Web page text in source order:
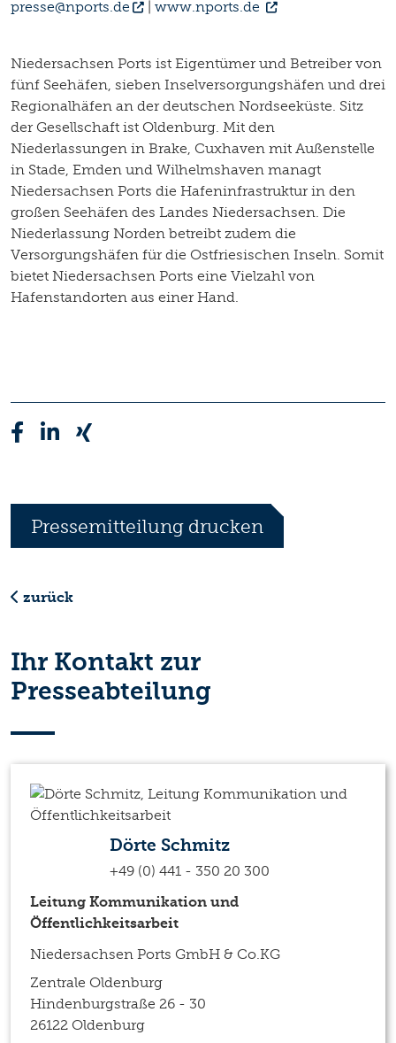
presse@nports.de | www.nports.de
Niedersachsen Ports ist Eigentümer und Betreiber von
fünf Seehäfen, sieben Inselversorgungshäfen und drei
Regionalhäfen an der deutschen Nordseeküste. Sitz
der Gesellschaft ist Oldenburg. Mit den
Niederlassungen in Brake, Cuxhaven mit Außenstelle
in Stade, Emden und Wilhelmshaven managt
Niedersachsen Ports die Hafeninfrastruktur in den
großen Seehäfen des Landes Niedersachsen. Die
Niederlassung Norden betreibt zudem die
Versorgungshäfen für die Ostfriesischen Inseln. Somit
bietet Niedersachsen Ports eine Vielzahl von
Hafenstandorten aus einer Hand.
Pressemitteilung drucken
zurück
Ihr Kontakt zur
Presseabteilung
Dörte Schmitz
+49 (0) 441 - 350 20 300
Leitung Kommunikation und
Öffentlichkeitsarbeit
Niedersachsen Ports GmbH & Co.KG
Zentrale Oldenburg
Hindenburgstraße 26 - 30
26122 Oldenburg